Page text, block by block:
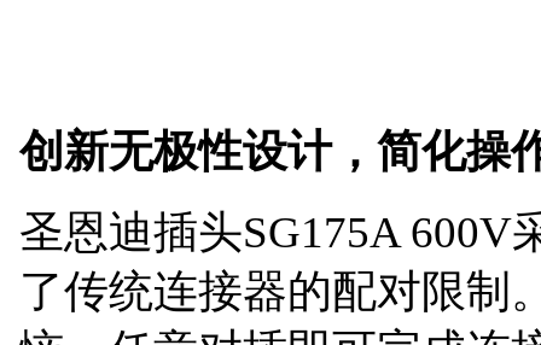
创新无极性设计，简化操
圣恩迪插头SG175A 600V
了传统连接器的配对限制